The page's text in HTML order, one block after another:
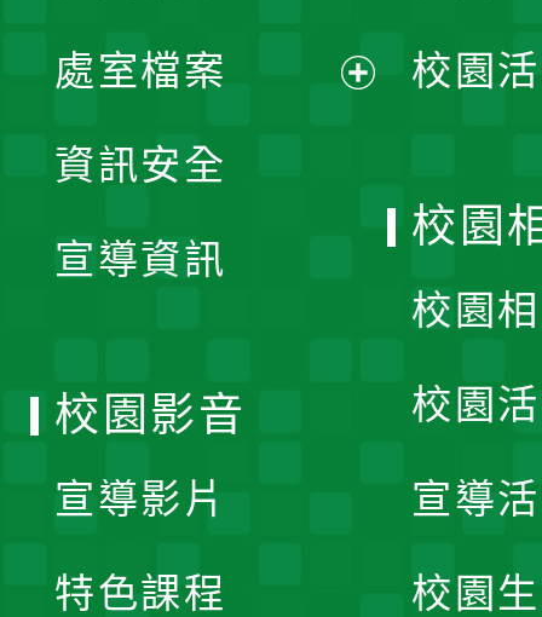
單
處室檔案
資訊安全
宣導資訊
校園
校園
校園
校園
宣導
校園
校園影音
宣導影片
特色課程